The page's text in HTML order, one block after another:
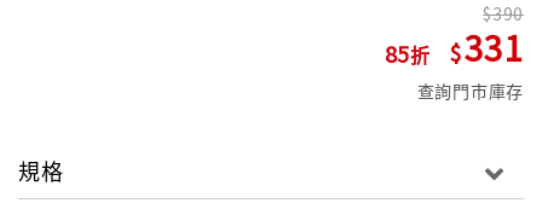
85
390
331
查詢門市庫存
規格